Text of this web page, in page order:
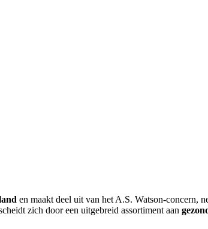
en maakt deel uit van het A.S. Watson-concern,
zich door een uitgebreid assortiment aan